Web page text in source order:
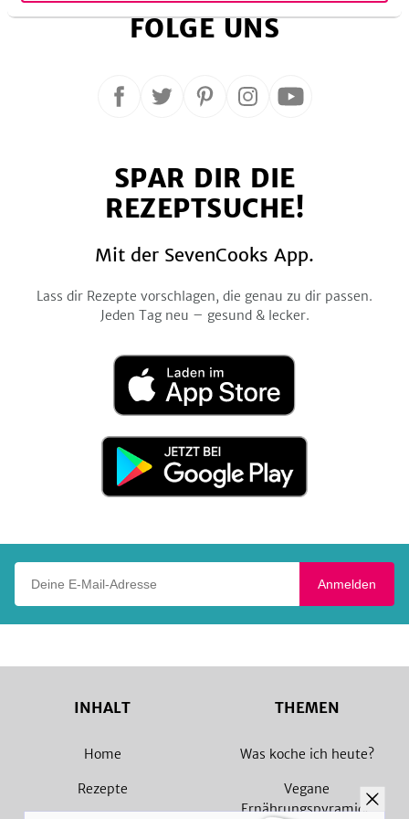
FOLGE UNS
Folge
Facebook
Folge
Twitter
Folge
Pinterest
Folge
Instagram
Folge
YouTube
SPAR DIR DIE
REZEPTSUCHE!
Mit der SevenCooks App.
Lass dir Rezepte vorschlagen, die genau zu dir passen.
Jeden Tag neu – gesund & lecker.
Laden
im
App
Jetzt
Google
Anmelden
INHALT
Home
Rezepte
THEMEN
Was koche ich heute?
Vegane
Ernährungspyramide